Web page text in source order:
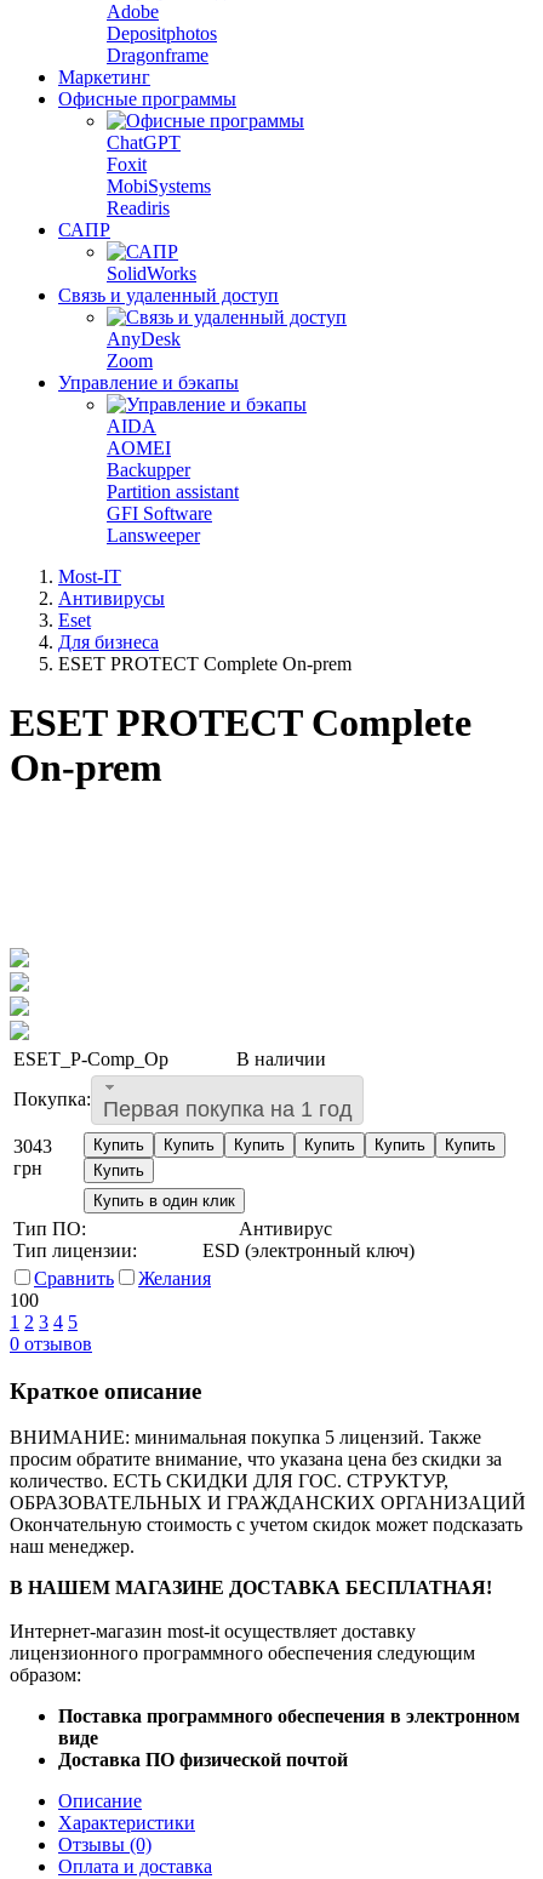
Adobe
Depositphotos
Dragonframe
Маркетинг
Офисные программы
ChatGPT
Foxit
MobiSystems
Readiris
САПР
SolidWorks
Связь и удаленный доступ
AnyDesk
Zoom
Управление и бэкапы
AIDA
AOMEI
Backupper
Partition assistant
GFI Software
Lansweeper
Most-IT
Антивирусы
Eset
Для бизнеса
ESET PROTECT Complete On-prem
ESET PROTECT Complete
On-prem
ESET_P-Comp_Op
В наличии
Покупка:
Первая покупка на 1 год
3043
грн
Купить Купить Купить Купить Купить
Купить
Купить
Купить в один клик
Тип ПО:
Антивирус
Тип лицензии:
ESD (электронный ключ)
Сравнить
Желания
100
1 2 3 4 5
0 отзывов
Краткое описание
ВНИМАНИЕ: минимальная покупка 5 лицензий. Также
просим обратите внимание, что указана цена без скидки за
количество. ЕСТЬ СКИДКИ ДЛЯ ГОС. СТРУКТУР,
ОБРАЗОВАТЕЛЬНЫХ И ГРАЖДАНСКИХ ОРГАНИЗАЦИЙ
Окончательную стоимость с учетом скидок может подсказать
наш менеджер.
В НАШЕМ МАГАЗИНЕ ДОСТАВКА БЕСПЛАТНАЯ!
Интернет-магазин most-it осуществляет доставку
лицензионного программного обеспечения следующим
образом:
Поставка программного обеспечения в электронном
виде
Доставка ПО физической почтой
Описание
Характеристики
Отзывы (0)
Оплата и доставка